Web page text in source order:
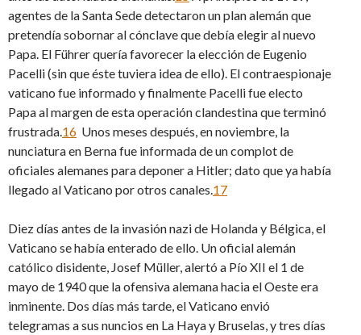
agentes de la Santa Sede detectaron un plan alemán que
pretendía sobornar al cónclave que debía elegir al nuevo
Papa. El Führer quería favorecer la elección de Eugenio
Pacelli (sin que éste tuviera idea de ello). El contraespionaje
vaticano fue informado y finalmente Pacelli fue electo
Papa al margen de esta operación clandestina que terminó
frustrada. 16 Unos meses después, en noviembre, la
nunciatura en Berna fue informada de un complot de
oficiales alemanes para deponer a Hitler; dato que ya había
llegado al Vaticano por otros canales. 17
Diez días antes de la invasión nazi de Holanda y Bélgica, el
Vaticano se había enterado de ello. Un oficial alemán
católico disidente, Josef Müller, alertó a Pío XII el 1 de
mayo de 1940 que la ofensiva alemana hacia el Oeste era
inminente. Dos días más tarde, el Vaticano envió
telegramas a sus nuncios en La Haya y Bruselas, y tres días